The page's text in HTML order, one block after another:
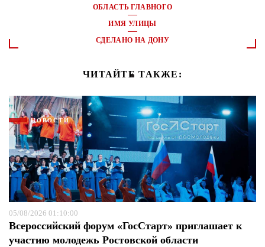
ОБЛАСТЬ ГЛАВНОГО
ИМЯ УЛИЦЫ
СДЕЛАНО НА ДОНУ
ЧИТАЙТЕ ТАКЖЕ:
НОВОСТИ
05/08/2026 01:10:00
Всероссийский форум «ГосСтарт» приглашает к
участию молодежь Ростовской области